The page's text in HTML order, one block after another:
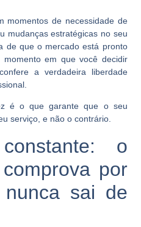
momentos de necessidade de
mudanças estratégicas no seu
de que o mercado está pronto
em que você decidir
a verdadeira liberdade
é o que garante que o seu
serviço, e não o contrário.
o
por
sai de